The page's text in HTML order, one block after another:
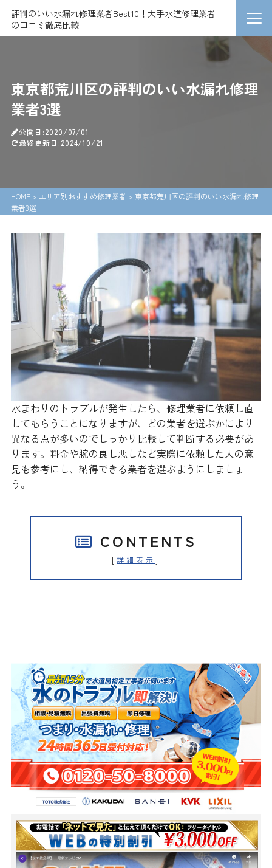
評判のいい水漏れ修理業者Best10！大手水道修理業者
の口コミ徹底比較
東京都荒川区の評判のいい水漏れ修理
業者3選
公開日:2020/07/01
最終更新日:2024/10/21
HOME> エリア別おすすめ修理業者 > 東京都荒川区の評判のいい水漏れ修理
業者3選
水まわりのトラブルが発生したら、修理業者に依頼し直
してもらうことになりますが、どの業者を選ぶかにより
異なる点が多いのでしっかり比較して判断する必要があ
ります。料金や腕の良し悪しなど実際に依頼した人の意
見も参考にし、納得できる業者を選ぶようにしましょ
う。
CONTENTS
[ 詳細表示 ]